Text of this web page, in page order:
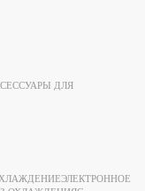
ДЛЯ
ЭЛЕКТРОННОЕ